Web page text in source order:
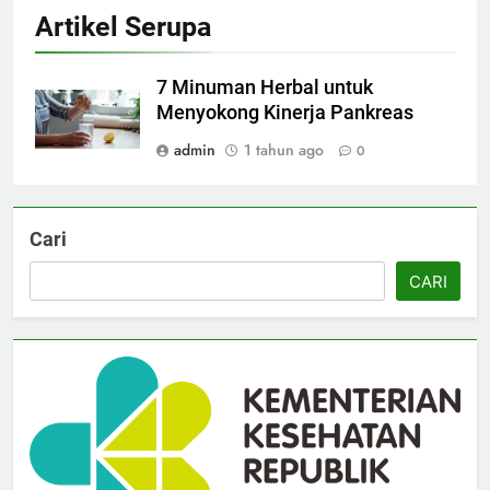
Artikel Serupa
7 Minuman Herbal untuk
Menyokong Kinerja Pankreas
admin
1 tahun ago 0
Cari
CARI